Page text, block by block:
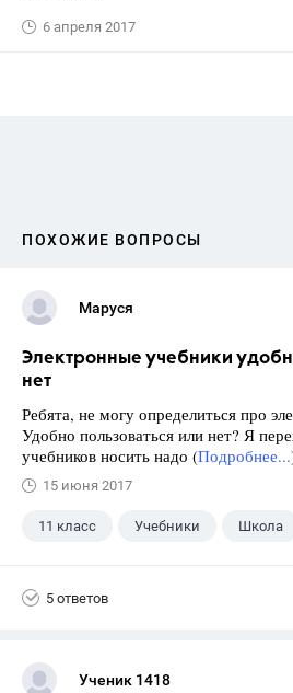
6 апреля 2017
ПОХОЖИЕ ВОПРОСЫ
Маруся
Электронные учебники
нет
Ребята, не могу определиться про
Удобно пользоваться или нет? Я
учебников носить надо (Подробнее...
15 июня 2017
11 класс Учебники Школа
5 ответов
Ученик 1418